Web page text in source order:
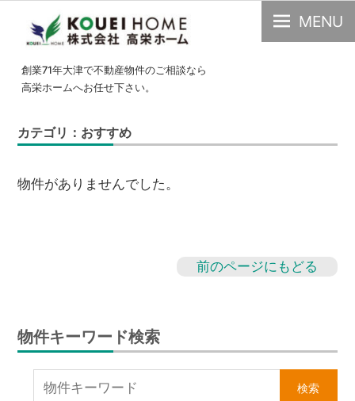
大
津
の
不
産・
と
【イ
創業71年大津で不動産物件のご相談なら
高栄ホームへお任せ下さい。
MENU
カテゴリ：おすすめ
物件がありませんでした。
前のページにもどる
物件キーワード検索